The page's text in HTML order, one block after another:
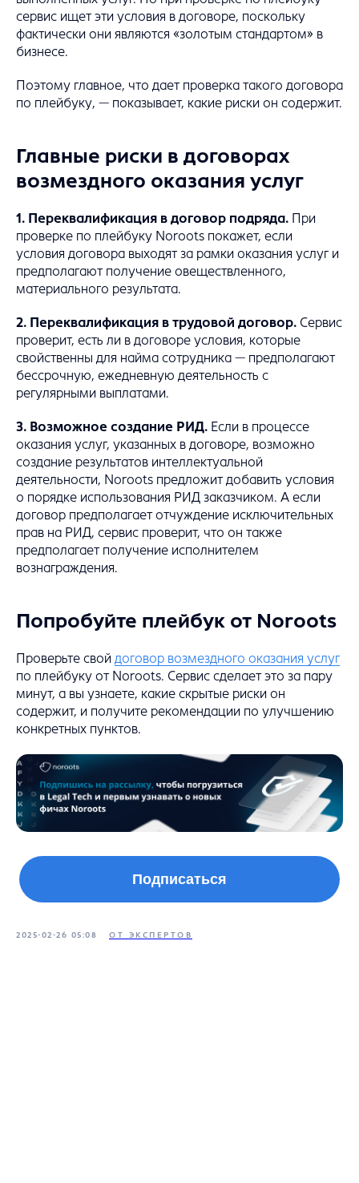
сервис ищет эти условия в договоре, поскольку
фактически они являются «золотым стандартом» в
бизнесе.
Поэтому главное, что дает проверка такого договора
по плейбуку, — показывает, какие риски он содержит.
Главные риски в договорах
возмездного оказания услуг
1. Переквалификация в договор подряда. При
проверке по плейбуку Noroots покажет, если
условия договора выходят за рамки оказания услуг и
предполагают получение овеществленного,
материального результата.
2. Переквалификация в трудовой договор. Сервис
проверит, есть ли в договоре условия, которые
свойственны для найма сотрудника — предполагают
бессрочную, ежедневную деятельность с
регулярными выплатами.
3. Возможное создание РИД. Если в процессе
оказания услуг, указанных в договоре, возможно
создание результатов интеллектуальной
деятельности, Noroots предложит добавить условия
о порядке использования РИД заказчиком. А если
договор предполагает отчуждение исключительных
прав на РИД, сервис проверит, что он также
предполагает получение исполнителем
вознаграждения.
Попробуйте плейбук от Noroots
Проверьте свой договор возмездного оказания услуг
по плейбуку от Noroots. Сервис сделает это за пару
минут, а вы узнаете, какие скрытые риски он
содержит, и получите рекомендации по улучшению
конкретных пунктов.
Подписаться
2025-02-26 05:08 ОТ ЭКСПЕРТОВ